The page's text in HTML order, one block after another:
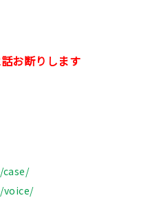
お断りします
voice/